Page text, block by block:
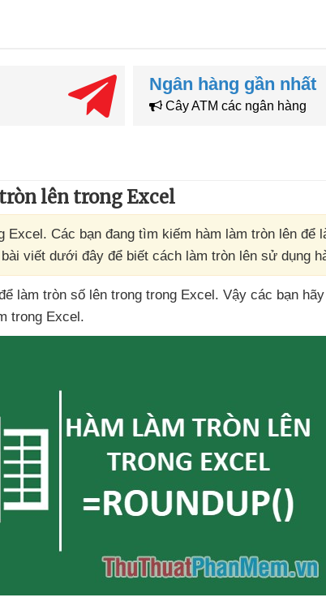
Ngân hàng gần nhất
Cây ATM các ngân hàng
lên trong Excel
Excel. Các bạn đang tìm kiếm hàm làm tròn lên để
viết dưới đây để biết cách làm tròn lên sử dụng
làm tròn số lên trong trong Excel. Vậy các bạn
trong Excel.